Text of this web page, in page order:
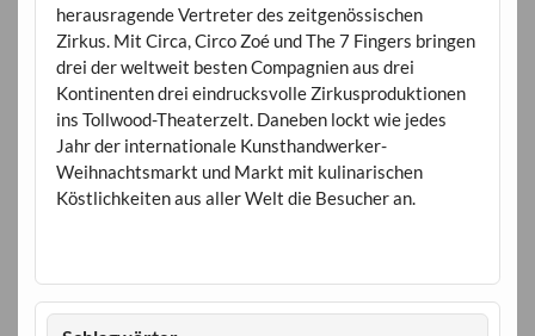
herausragende Vertreter des zeitgenössischen
Zirkus. Mit Circa, Circo Zoé und The 7 Fingers bringen
drei der weltweit besten Compagnien aus drei
Kontinenten drei eindrucksvolle Zirkusproduktionen
ins Tollwood-Theaterzelt. Daneben lockt wie jedes
Jahr der internationale Kunsthandwerker-
Weihnachtsmarkt und Markt mit kulinarischen
Köstlichkeiten aus aller Welt die Besucher an.